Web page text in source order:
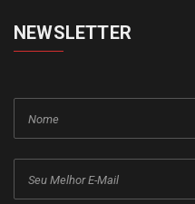
NEWSLETTER